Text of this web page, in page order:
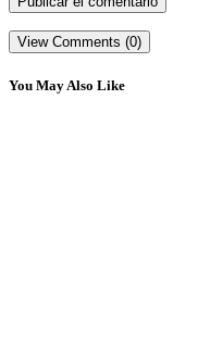
View Comments (0)
You May Also Like